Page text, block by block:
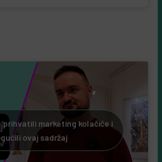
marketing kolačiće i
ovaj sadržaj